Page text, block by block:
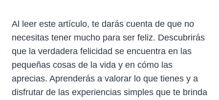
Al leer este artículo, te darás cuenta de que no
necesitas tener mucho para ser feliz. Descubrirás
que la verdadera felicidad se encuentra en las
pequeñas cosas de la vida y en cómo las
aprecias. Aprenderás a valorar lo que tienes y a
disfrutar de las experiencias simples que te brinda